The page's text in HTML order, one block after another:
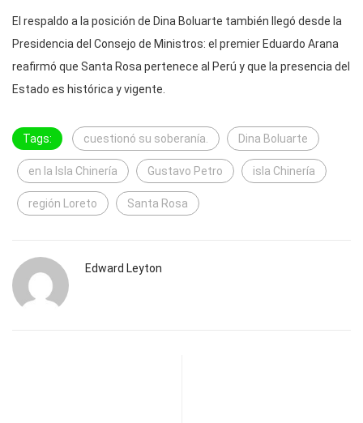
El respaldo a la posición de Dina Boluarte también llegó desde la
Presidencia del Consejo de Ministros: el premier Eduardo Arana
reafirmó que Santa Rosa pertenece al Perú y que la presencia del
Estado es histórica y vigente.
Tags: cuestionó su soberanía. Dina Boluarte
en la Isla Chinería Gustavo Petro isla Chinería
región Loreto Santa Rosa
Edward Leyton